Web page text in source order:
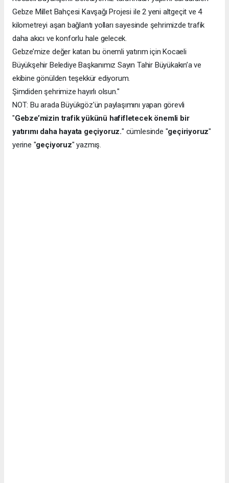
Gebze Millet Bahçesi Kavşağı Projesi ile 2 yeni altgeçit ve 4
kilometreyi aşan bağlantı yolları sayesinde şehrimizde trafik
daha akıcı ve konforlu hale gelecek.
Gebze’mize değer katan bu önemli yatırım için Kocaeli
Büyükşehir Belediye Başkanımız Sayın Tahir Büyükakın’a ve
ekibine gönülden teşekkür ediyorum.
Şimdiden şehrimize hayırlı olsun."
NOT: Bu arada Büyükgöz'ün paylaşımını yapan görevli
"Gebze’mizin trafik yükünü hafifletecek önemli bir
yatırımı daha hayata geçiyoruz." cümlesinde "geçiriyoruz"
yerine "geçiyoruz" yazmış.